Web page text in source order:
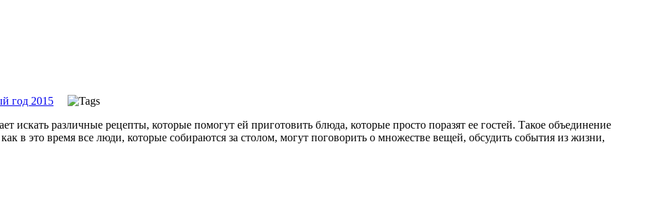
год 2015
искать различные рецепты, которые помогут ей приготовить блюда, которые просто поразят ее гостей. Такое объединение
в это время все люди, которые собираются за столом, могут поговорить о множестве вещей, обсудить события из жизни,